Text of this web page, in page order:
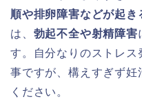
順や排卵障害などが起き
は、 勃起不全や射精障害
す。自分なりのストレス
事ですが、構えすぎず妊
ください。